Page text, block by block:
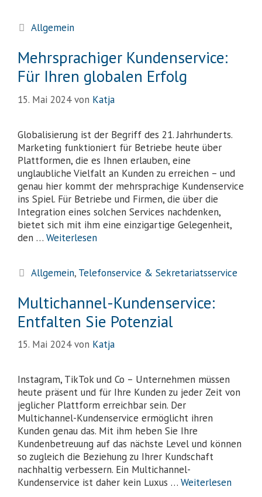
Allgemein
Mehrsprachiger Kundenservice:
Für Ihren globalen Erfolg
15. Mai 2024 von Katja
Globalisierung ist der Begriff des 21. Jahrhunderts.
Marketing funktioniert für Betriebe heute über
Plattformen, die es Ihnen erlauben, eine
unglaubliche Vielfalt an Kunden zu erreichen – und
genau hier kommt der mehrsprachige Kundenservice
ins Spiel. Für Betriebe und Firmen, die über die
Integration eines solchen Services nachdenken,
bietet sich mit ihm eine einzigartige Gelegenheit,
den … Weiterlesen
Allgemein, Telefonservice & Sekretariatsservice
Multichannel-Kundenservice:
Entfalten Sie Potenzial
15. Mai 2024 von Katja
Instagram, TikTok und Co – Unternehmen müssen
heute präsent und für Ihre Kunden zu jeder Zeit von
jeglicher Plattform erreichbar sein. Der
Multichannel-Kundenservice ermöglicht ihren
Kunden genau das. Mit ihm heben Sie Ihre
Kundenbetreuung auf das nächste Level und können
so zugleich die Beziehung zu Ihrer Kundschaft
nachhaltig verbessern. Ein Multichannel-
Kundenservice ist daher kein Luxus … Weiterlesen